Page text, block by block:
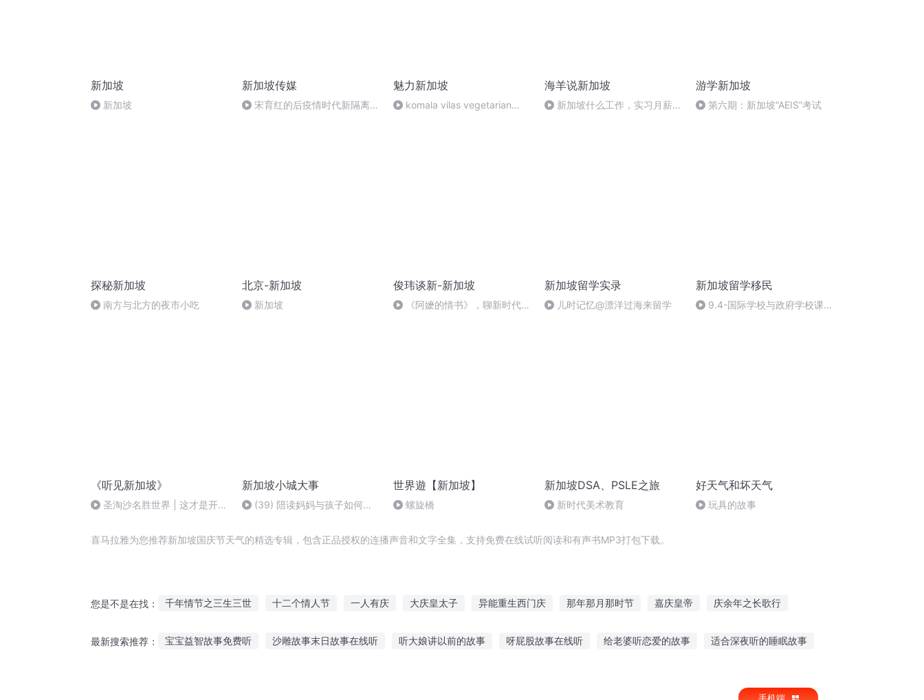
新加坡
新加坡
新加坡传媒
宋育红的后疫情时代新隔离日
魅力新加坡
komala vilas vegetarian
海羊说新加坡
新加坡什么工作，实习月薪能
游学新加坡
第六期：新加坡“AEIS”考试
探秘新加坡
南方与北方的夜市小吃
北京-新加坡
新加坡
俊玮谈新-新加坡
《阿嬷的情书》，聊新时代的
新加坡留学实录
儿时记忆@漂洋过海来留学
新加坡留学移民
9.4-国际学校与政府学校课程
《听见新加坡》
圣淘沙名胜世界 | 这才是开启
新加坡小城大事
(39) 陪读妈妈与孩子如何融
世界遊【新加坡】
螺旋橋
新加坡DSA、PSLE之旅
新时代美术教育
好天气和坏天气
玩具的故事
喜马拉雅为您推荐新加坡国庆节天气的精选专辑，包含正品授权的连播声音和文字全集，支持免费在线试听阅读和有声书MP3打包下载。
您是不是在找： 千年情节之三生三世 十二个情人节 一人有庆 大庆皇太子 异能重生西门庆 那年那月那时节 嘉庆皇帝 庆余年之长歌行
最新搜索推荐： 宝宝益智故事免费听 沙雕故事末日故事在线听 听大娘讲以前的故事 呀屁股故事在线听 给老婆听恋爱的故事 适合深夜听的睡眠故事